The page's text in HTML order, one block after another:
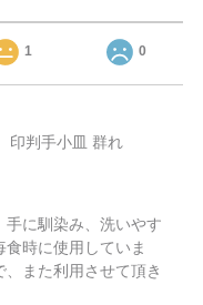
1 0
印判手小皿 群れ
に馴染み、洗いやす
時に使用していま
また利用させて頂き